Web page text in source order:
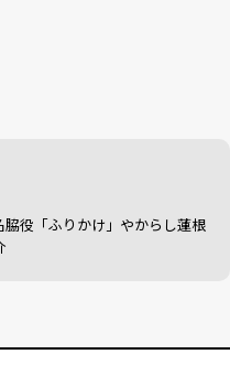
脇役「ふりかけ」やからし蓮根